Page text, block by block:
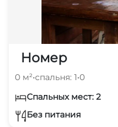
Номер
0 м²•спальня: 1•0
Спальных мест: 2
Без питания